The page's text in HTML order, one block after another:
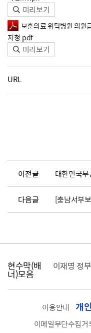
미리보기
보훈의료 위탁병원 의원
지청.pdf
미리보기
URL
이전글
다음글
현수막(배
너)모음
찾습니다 이재명 정
이용안내 개
이메일무단수집거